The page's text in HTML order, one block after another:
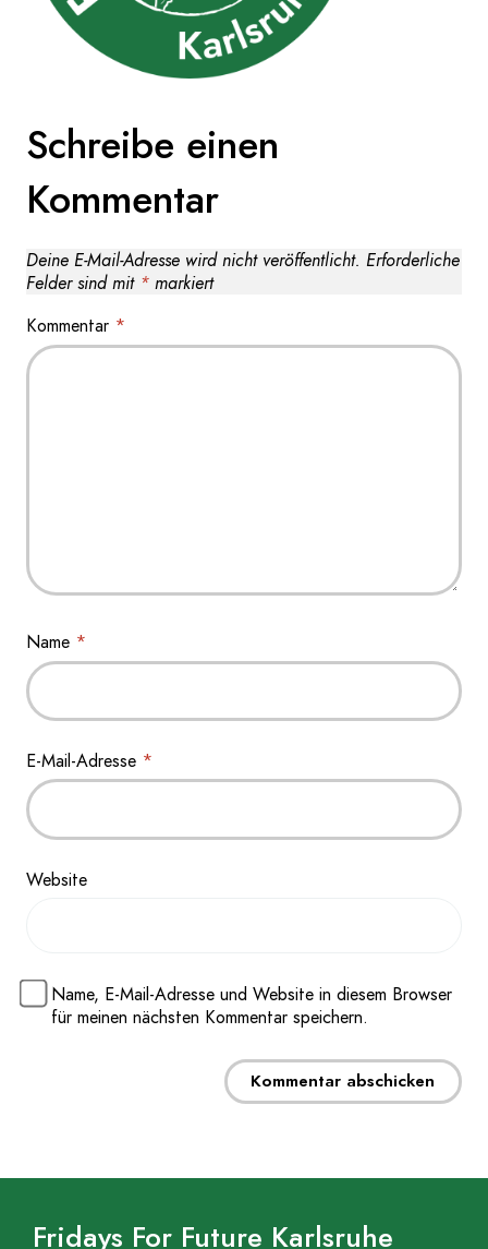
Schreibe einen
Kommentar
Deine E-Mail-Adresse wird nicht veröffentlicht. Erforderliche
Felder sind mit * markiert
Kommentar *
Name *
E-Mail-Adresse *
Website
Name, E-Mail-Adresse und Website in diesem Browser
für meinen nächsten Kommentar speichern.
Fridays For Future Karlsruhe